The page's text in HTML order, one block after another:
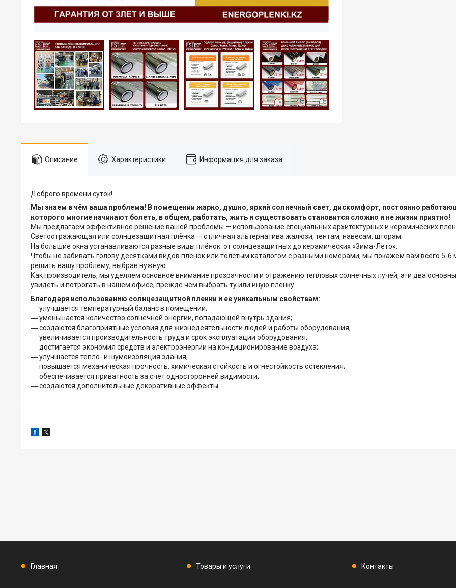
Описание Характеристики Информация для заказа
Доброго времени суток!
Мы знаем в чём ваша проблема! В помещении жарко, душно, яркий солнечный свет, дискомфорт, постоянно
которого многие начинают болеть, в общем, работать, жить и существовать становится сложно и не жизни приятно!
Мы предлагаем эффективное решение вашей проблемы — использование специальных архитектурных и керамических
Светоотражающая или солнцезащитная плёнка — отличная альтернатива жалюзи, тентам, навесам, шторам.
На большие окна устанавливаются разные виды плёнок: от солнцезащитных до керамических «Зима-Лето».
Чтобы не забивать голову десятками видов плёнок или толстым каталогом с разными номерами, мы покажем вам всего 5-
решить вашу проблему, выбрав нужную.
Как производитель, мы уделяем основное внимание прозрачности и отражению тепловых солнечных лучей, эти два
увидеть и потрогать в нашем офисе, прежде чем выбрать ту или иную пленку.
Благодаря использованию солнцезащитной пленки и ее уникальным свойствам:
― улучшается температурный баланс в помещении;
― уменьшается количество солнечной энергии, попадающей внутрь здания;
― создаются благоприятные условия для жизнедеятельности людей и работы оборудования,
― увеличивается производительность труда и срок эксплуатации оборудования;
― достигается экономия средств и электроэнергии на кондиционирование воздуха;
― улучшается тепло- и шумоизоляция здания;
― повышается механическая прочность, химическая стойкость и огнестойкость остекления;
― обеспечивается приватность за счет односторонней видимости;
― создаются дополнительные декоративные эффекты
Главная Товары и услуги Контакты